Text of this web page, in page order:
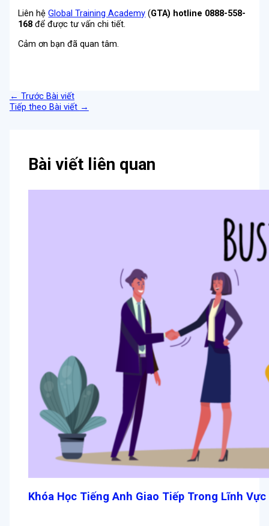
Liên hệGlobal Training Academy (GTA) hotline 0888-558-
168 để được tư vấn chi tiết.
Cảm ơn bạn đã quan tâm.
← Trước Bài viết
Tiếp theo Bài viết →
Bài viết liên quan
Khóa Học Tiếng Anh Giao Tiếp Trong Lĩnh